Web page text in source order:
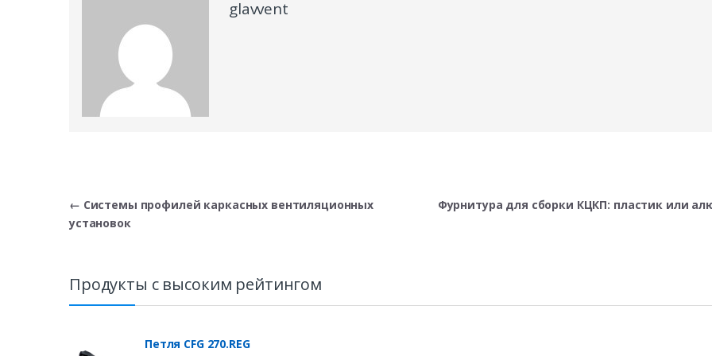
glavvent
Навигация
по
← Системы профилей каркасных вентиляционных
установок
Фурнитура для сборки КЦКП: пластик или
Продукты с высоким рейтингом
Петля CFG 270.REG